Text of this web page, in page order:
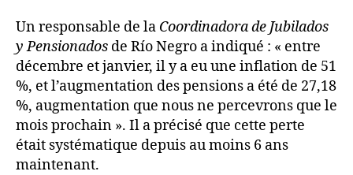
Un responsable de la Coordinadora de Jubilados
y Pensionados de Río Negro a indiqué : « entre
décembre et janvier, il y a eu une inflation de 51
%, et l’augmentation des pensions a été de 27,18
%, augmentation que nous ne percevrons que le
mois prochain ». Il a précisé que cette perte
était systématique depuis au moins 6 ans
maintenant.